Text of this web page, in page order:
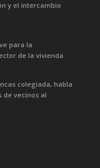
y el intercambio
para la
de la vivienda
colegiada, habla
de vecinos al